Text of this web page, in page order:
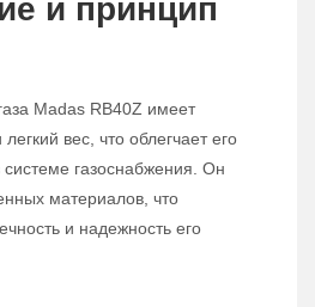
и принцип
Madas RB40Z имеет
вес, что облегчает его
системе газоснабжения. Он
материалов, что
и надежность его